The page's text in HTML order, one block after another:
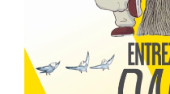
Voir la fiche film